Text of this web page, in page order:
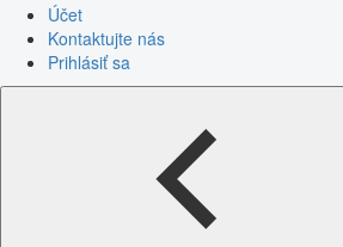
Účet
Kontaktujte nás
Prihlásiť sa